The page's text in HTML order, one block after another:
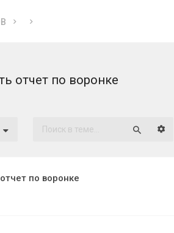
отчет по воронке
по воронке